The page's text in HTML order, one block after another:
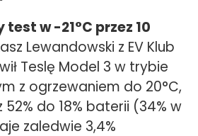
w -21°C przez 10
Lewandowski z EV Klub
Teslę Model 3 w trybie
z ogrzewaniem do 20°C,
52% do 18% baterii (34% w
zaledwie 3,4%